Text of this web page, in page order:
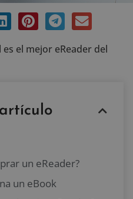
es el mejor eReader del
un eReader?
un eBook